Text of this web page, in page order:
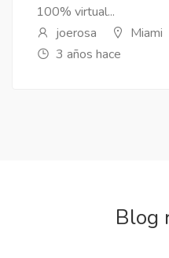
100% virtual...
joerosa
Miami
3 años hace
Blog